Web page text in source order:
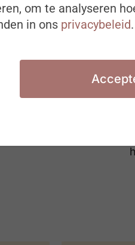
om te analyseren
in ons privacybeleid.